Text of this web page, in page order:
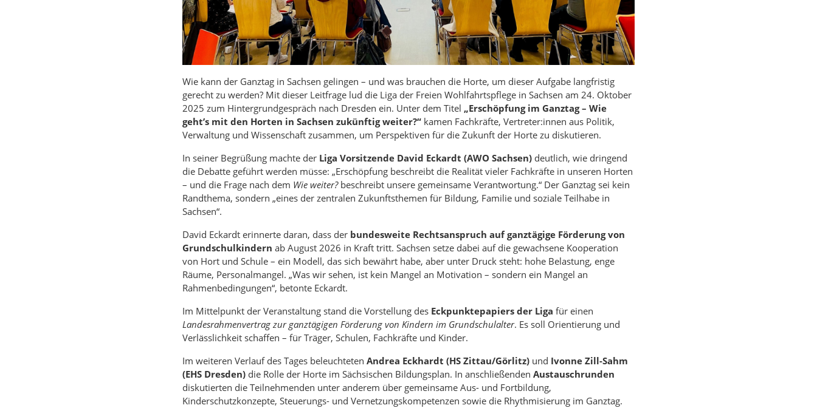
Wie kann der Ganztag in Sachsen gelingen – und was brauchen die Horte, um dieser Aufgabe langfristig
gerecht zu werden? Mit dieser Leitfrage lud die Liga der Freien Wohlfahrtspflege in Sachsen am 24. Oktober
2025 zum Hintergrundgespräch nach Dresden ein. Unter dem Titel „Erschöpfung im Ganztag – Wie
geht’s mit den Horten in Sachsen zukünftig weiter?“ kamen Fachkräfte, Vertreter:innen aus Politik,
Verwaltung und Wissenschaft zusammen, um Perspektiven für die Zukunft der Horte zu diskutieren.
In seiner Begrüßung machte der Liga Vorsitzende David Eckardt (AWO Sachsen) deutlich, wie dringend
die Debatte geführt werden müsse: „Erschöpfung beschreibt die Realität vieler Fachkräfte in unseren Horten
– und die Frage nach dem Wie weiter?beschreibt unsere gemeinsame Verantwortung.“ Der Ganztag sei kein
Randthema, sondern „eines der zentralen Zukunftsthemen für Bildung, Familie und soziale Teilhabe in
Sachsen“.
David Eckardt erinnerte daran, dass der bundesweite Rechtsanspruch auf ganztägige Förderung von
Grundschulkindern ab August 2026 in Kraft tritt. Sachsen setze dabei auf die gewachsene Kooperation
von Hort und Schule – ein Modell, das sich bewährt habe, aber unter Druck steht: hohe Belastung, enge
Räume, Personalmangel. „Was wir sehen, ist kein Mangel an Motivation – sondern ein Mangel an
Rahmenbedingungen“, betonte Eckardt.
Im Mittelpunkt der Veranstaltung stand die Vorstellung des Eckpunktepapiers der Liga für einen
Landesrahmenvertrag zur ganztägigen Förderung von Kindern im Grundschulalter. Es soll Orientierung und
Verlässlichkeit schaffen – für Träger, Schulen, Fachkräfte und Kinder.
Im weiteren Verlauf des Tages beleuchteten Andrea Eckhardt (HS Zittau/Görlitz) und Ivonne Zill-Sahm
(EHS Dresden) die Rolle der Horte im Sächsischen Bildungsplan. In anschließenden Austauschrunden
diskutierten die Teilnehmenden unter anderem über gemeinsame Aus- und Fortbildung,
Kinderschutzkonzepte, Steuerungs- und Vernetzungskompetenzen sowie die Rhythmisierung im Ganztag.